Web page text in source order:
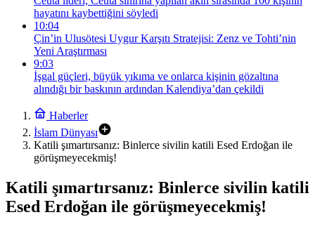
hayatını kaybettiğini söyledi
10:04
Çin’in Ulusötesi Uygur Karşıtı Stratejisi: Zenz ve Tohti’nin
Yeni Araştırması
9:03
İşgal güçleri, büyük yıkıma ve onlarca kişinin gözaltına
alındığı bir baskının ardından Kalendiya’dan çekildi
Haberler
İslam Dünyası
Katili şımartırsanız: Binlerce sivilin katili Esed Erdoğan ile
görüşmeyecekmiş!
Katili şımartırsanız: Binlerce sivilin katili
Esed Erdoğan ile görüşmeyecekmiş!